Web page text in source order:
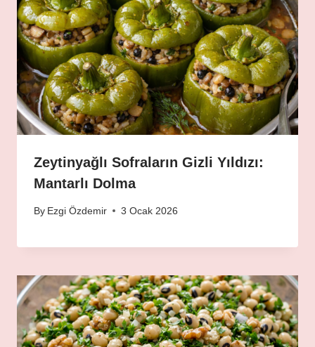
Zeytinyağlı Sofraların Gizli Yıldızı:
Mantarlı Dolma
By Ezgi Özdemir 3 Ocak 2026